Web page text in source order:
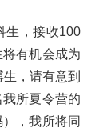
，接收100
有机会成为
，请有意到
所夏令营的
，我所将同